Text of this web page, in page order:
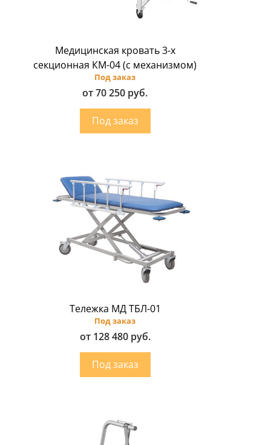
Медицинская кровать 3-х
секционная КМ-04 (с механизмом)
Под заказ
от 70 250 руб.
Тележка МД ТБЛ-01
Под заказ
от 128 480 руб.